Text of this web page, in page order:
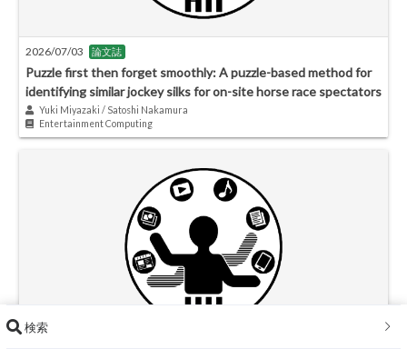
2026/07/03 論文誌
Puzzle first then forget smoothly: A puzzle-based method for
identifying similar jockey silks for on-site horse race spectators
Yuki Miyazaki / Satoshi Nakamura
Entertainment Computing
検索